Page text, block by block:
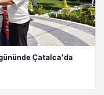
Çatalca'da